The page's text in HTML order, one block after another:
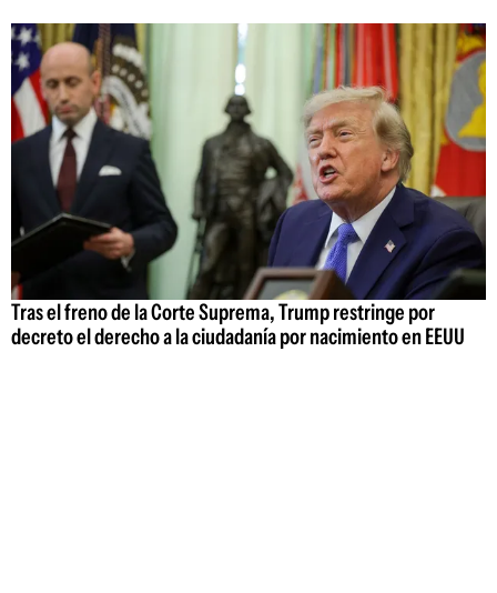
Tras el freno de la Corte Suprema, Trump restringe por
decreto el derecho a la ciudadanía por nacimiento en EEUU